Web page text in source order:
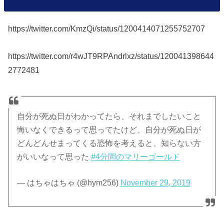
https://twitter.com/KmzQi/status/1200414071255752707
https://twitter.com/r4wJT9RPAndrlxz/status/120041398644
2772481
自分が死ぬ日がわかってたら、それまでしたいこと
悔いなくできるって思ってたけど、自分が死ぬ日が
どんどんせまってくる恐怖を考えると、知らない方
がいいなって思った#4分間のマリーゴールド
— はちゃはちゃ (@hym256) November 29, 2019